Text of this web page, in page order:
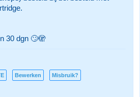
30 dgn 🙄🫣
Bewerken Misbruik?